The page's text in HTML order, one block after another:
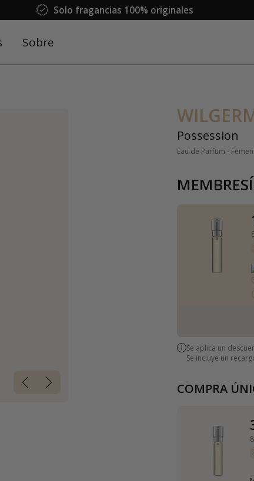
Solo fragancias 100% originales
Sobre
Possession
Eau de Parfum -
Se aplica un
Se incluye un
COMPRA